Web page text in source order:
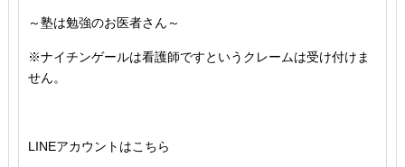
～塾は勉強のお医者さん～
※ナイチンゲールは看護師ですというクレームは受け付けま
せん。
LINEアカウントはこちら